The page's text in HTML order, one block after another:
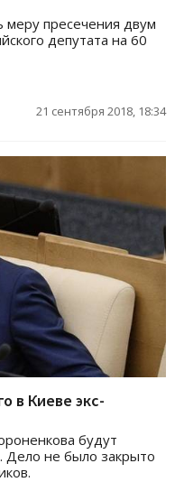
меру пресечения двум
депутата на 60
21 сентября 2018, 18:34
в Киеве экс-
будут
Дело не было закрыто